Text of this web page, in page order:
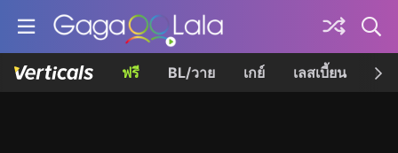
ฟรี BL/วาย เกย์ เลสเบี้ยน เค